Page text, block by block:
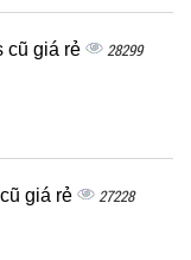
cũ giá rẻ 28299
giá rẻ 27228